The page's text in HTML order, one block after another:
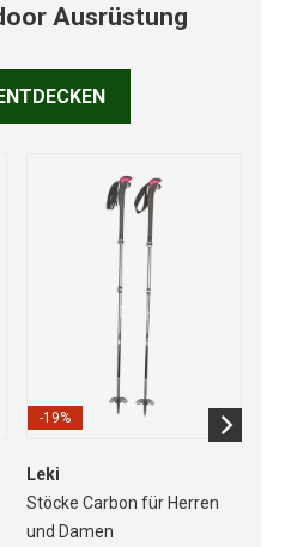
Ausrüstung
-19%
Leki
Stöcke Carbon für Herren
und Damen